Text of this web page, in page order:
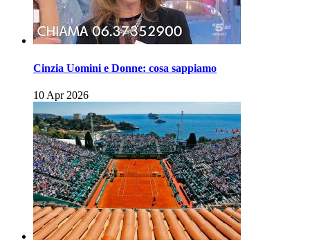
Cinzia Uomini e Donne: cosa sappiamo
10 Apr 2026